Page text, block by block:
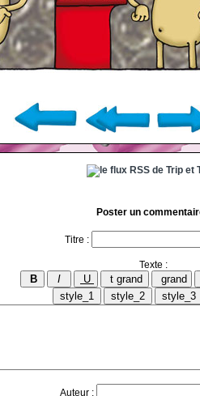
Poster un
Titre :
Texte :
Auteur :